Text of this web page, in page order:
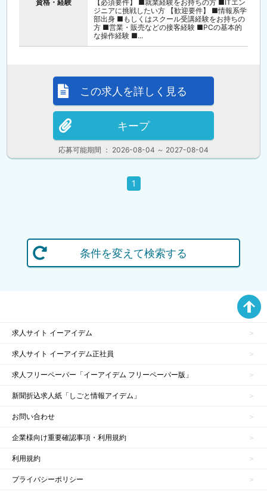
資格・経験
【必須要件】 ■就業経験をお持ちの方 ■ITエン
ジニアに挑戦したい方 【歓迎要件】 ■情報系学
部出身 ■もしくはスクール受講経験をお持ちの
方 ■営業・販売などの接客経験 ■PCの基本的
な操作経験 ■...
応募可能期間 ： 2026-08-04 ～ 2027-08-04
この求人を詳しく見る
キープ
1
条件を変えて検索する
求人サイト イーアイデム
求人サイト イーアイデム正社員
求人フリーペーパー「イーアイデム フリーペーパー版」
新聞折込求人紙「しごと情報アイデム」
お問い合わせ
企業様向け重要確認事項・利用規約
利用規約
プライバシーポリシー